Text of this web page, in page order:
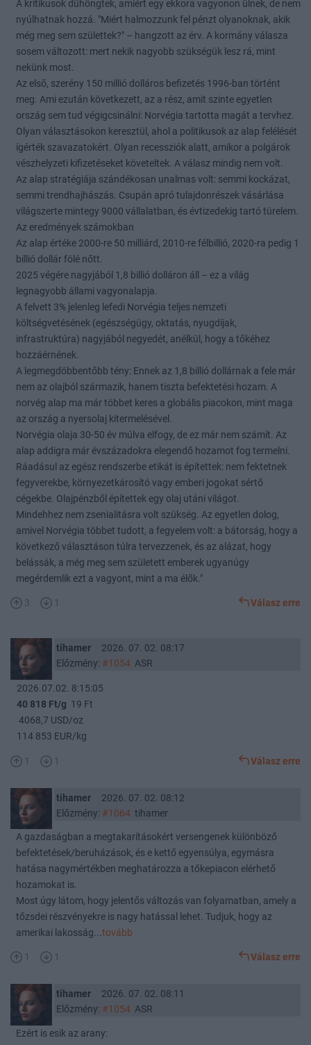
A kritikusok dühöngtek, amiért egy ekkora vagyonon ülnek, de nem
nyúlhatnak hozzá. "Miért halmozzunk fel pénzt olyanoknak, akik
még meg sem születtek?" – hangzott az érv. A kormány válasza
sosem változott: mert nekik nagyobb szükségük lesz rá, mint
nekünk most.
Az első, szerény 150 millió dolláros befizetés 1996-ban történt
meg. Ami ezután következett, az a rész, amit szinte egyetlen
ország sem tud végigcsinálni: Norvégia tartotta magát a tervhez.
Olyan választásokon keresztül, ahol a politikusok az alap felélését
ígérték szavazatokért. Olyan recessziók alatt, amikor a polgárok
vészhelyzeti kifizetéseket követeltek. A válasz mindig nem volt.
Az alap stratégiája szándékosan unalmas volt: semmi kockázat,
semmi trendhajhászás. Csupán apró tulajdonrészek vásárlása
világszerte mintegy 9000 vállalatban, és évtizedekig tartó türelem.
Az eredmények számokban
Az alap értéke 2000-re 50 milliárd, 2010-re félbillió, 2020-ra pedig 1
billió dollár fölé nőtt.
2025 végére nagyjából 1,8 billió dolláron áll – ez a világ
legnagyobb állami vagyonalapja.
A felvett 3% jelenleg lefedi Norvégia teljes nemzeti
költségvetésének (egészségügy, oktatás, nyugdíjak,
infrastruktúra) nagyjából negyedét, anélkül, hogy a tőkéhez
hozzáérnének.
A legmegdöbbentőbb tény: Ennek az 1,8 billió dollárnak a fele már
nem az olajból származik, hanem tiszta befektetési hozam. A
norvég alap ma már többet keres a globális piacokon, mint maga
az ország a nyersolaj kitermelésével.
Norvégia olaja 30-50 év múlva elfogy, de ez már nem számít. Az
alap addigra már évszázadokra elegendő hozamot fog termelni.
Ráadásul az egész rendszerbe etikát is építettek: nem fektetnek
fegyverekbe, környezetkárosító vagy emberi jogokat sértő
cégekbe. Olajpénzből építettek egy olaj utáni világot.
Mindehhez nem zsenialitásra volt szükség. Az egyetlen dolog,
amivel Norvégia többet tudott, a fegyelem volt: a bátorság, hogy a
következő választáson túlra tervezzenek, és az alázat, hogy
belássák, a még meg sem született emberek ugyanúgy
megérdemlik ezt a vagyont, mint a ma élők."
3 1 Válasz erre
tihamer
2026. 07. 02. 08:17
Előzmény: #1054ASR
2026.07.02. 8:15:05
40 818 Ft/g 19 Ft
4068,7 USD/oz
114 853 EUR/kg
1 1 Válasz erre
tihamer
2026. 07. 02. 08:12
Előzmény: #1064tihamer
A gazdaságban a megtakarításokért versengenek különböző
befektetések/beruházások, és e kettő egyensúlya, egymásra
hatása nagymértékben meghatározza a tőkepiacon elérhető
hozamokat is.
Most úgy látom, hogy jelentős változás van folyamatban, amely a
tőzsdei részvényekre is nagy hatással lehet. Tudjuk, hogy az
amerikai lakosság...tovább
1 1 Válasz erre
tihamer
2026. 07. 02. 08:11
Előzmény: #1054ASR
Ezért is esik az arany: